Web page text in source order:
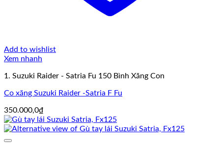
Add to wishlist
Xem nhanh
1. Suzuki Raider - Satria Fu 150 Bình Xăng Con
Co xăng Suzuki Raider -Satria F Fu
350.000,0₫